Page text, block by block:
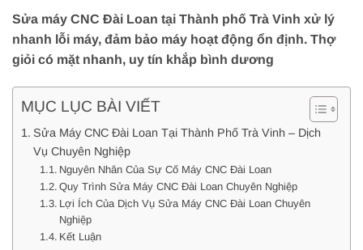
Sửa máy CNC Đài Loan tại Thành phố Trà Vinh xử lý
nhanh lỗi máy, đảm bảo máy hoạt động ổn định. Thợ
giỏi có mặt nhanh, uy tín khắp bình dương
MỤC LỤC BÀI VIẾT
Sửa Máy CNC Đài Loan Tại Thành Phố Trà Vinh – Dịch
Vụ Chuyên Nghiệp
Nguyên Nhân Của Sự Cố Máy CNC Đài Loan
Quy Trình Sửa Máy CNC Đài Loan Chuyên Nghiệp
Lợi Ích Của Dịch Vụ Sửa Máy CNC Đài Loan Chuyên
Nghiệp
Kết Luận